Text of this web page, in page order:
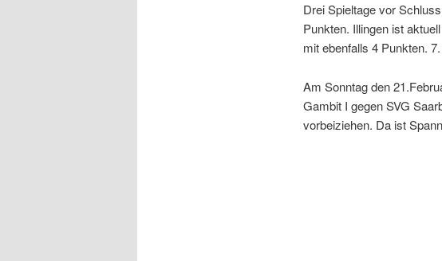
Drei Spieltage vor
Punkten. Illingen ist
mit ebenfalls 4 Punkten.
Am Sonntag den
Gambit I gegen SVG
vorbeiziehen. Da ist